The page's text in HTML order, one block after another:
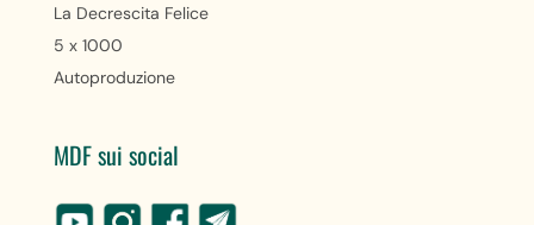
La Decrescita Felice
5 x 1000
Autoproduzione
MDF sui social